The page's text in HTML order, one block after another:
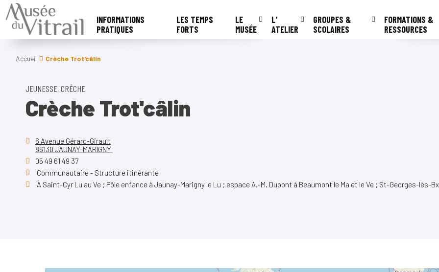
INFORMATIONS
PRATIQUES
LES TEMPS
FORTS
LE
MUSÉE
L'
ATELIER
GROUPES &
SCOLAIRES
FORMATIONS &
RESSOURCES
Accueil Crèche Trot'câlin
JEUNESSE, CRÊCHE
Crèche Trot'câlin
6 Avenue Gérard-Girault
86130 JAUNAY-MARIGNY
05 49 61 49 37
Communautaire - Structure itinérante
À Saint-Cyr Lu au Ve ; Pôle enfance à Jaunay-Marigny le Lu ; espace A.-M. Dupont à Beaumont le Ma et le Ve ; St-Georges-lès-